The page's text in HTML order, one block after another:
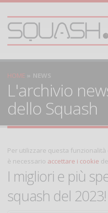
HOME NEWS
L'archivio
dello Squash
Per utilizzare questa
è necessario accettare i cookie
I migliori e più
squash del 2023!